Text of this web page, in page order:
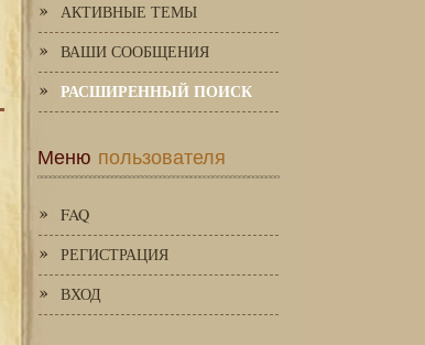
АКТИВНЫЕ ТЕМЫ
ВАШИ СООБЩЕНИЯ
РАСШИРЕННЫЙ ПОИСК
Меню пользователя
FAQ
РЕГИСТРАЦИЯ
ВХОД